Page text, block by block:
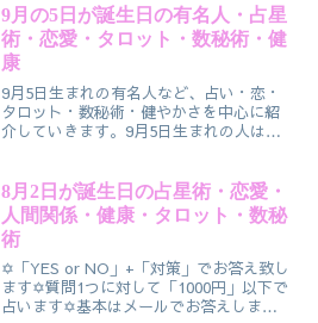
も悪くも運命によって人生が開けていく
ようなところがありま...
9月の5日が誕生日の有名人・占星
術・恋愛・タロット・数秘術・健
康
9月5日生まれの有名人など、占い・恋・
タロット・数秘術・健やかさを中心に紹
介していきます。9月5日生まれの人は、
が、残念ながら、期待が非現実的すぎる
場合がありそうです。
8月2日が誕生日の占星術・恋愛・
人間関係・健康・タロット・数秘
術
✡「YES or NO」+「対策」でお答え致し
ます✡質問1つに対して「1000円」以下で
占います✡基本はメールでお答えします